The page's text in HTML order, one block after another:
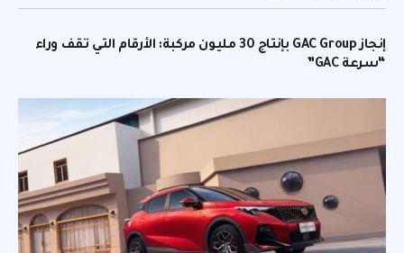
إنجاز GAC Group بإنتاج 30 مليون مركبة: الأرقام التي تقف وراء
“سرعة GAC”